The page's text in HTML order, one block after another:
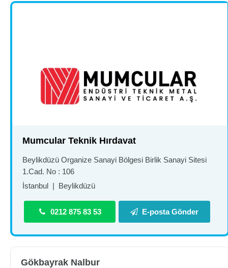
Mumcular Teknik Hırdavat
Beylikdüzü Organize Sanayi Bölgesi Birlik Sanayi Sitesi
1.Cad. No : 106
İstanbul | Beylikdüzü
0212 875 83 53 E-posta Gönder
Gökbayrak Nalbur